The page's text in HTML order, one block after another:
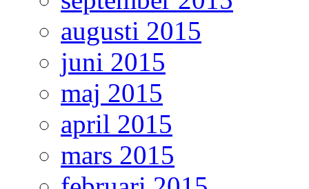
augusti 2015
juni 2015
maj 2015
april 2015
mars 2015